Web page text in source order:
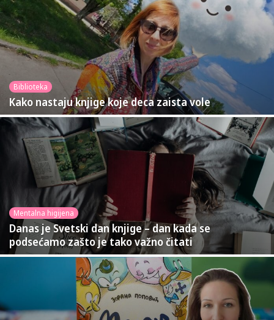
Biblioteka
Kako nastaju knjige koje deca zaista vole
Mentalna higijena
Danas je Svetski dan knjige – dan kada se
podsećamo zašto je tako važno čitati